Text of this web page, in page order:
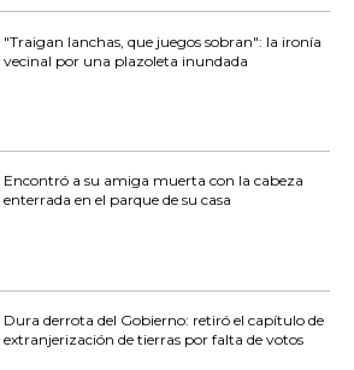
"Traigan lanchas, que juegos sobran": la ironía
vecinal por una plazoleta inundada
Encontró a su amiga muerta con la cabeza
enterrada en el parque de su casa
Dura derrota del Gobierno: retiró el capítulo de
extranjerización de tierras por falta de votos